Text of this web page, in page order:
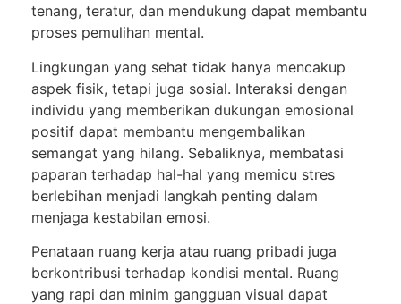
tenang, teratur, dan mendukung dapat membantu
proses pemulihan mental.
Lingkungan yang sehat tidak hanya mencakup
aspek fisik, tetapi juga sosial. Interaksi dengan
individu yang memberikan dukungan emosional
positif dapat membantu mengembalikan
semangat yang hilang. Sebaliknya, membatasi
paparan terhadap hal-hal yang memicu stres
berlebihan menjadi langkah penting dalam
menjaga kestabilan emosi.
Penataan ruang kerja atau ruang pribadi juga
berkontribusi terhadap kondisi mental. Ruang
yang rapi dan minim gangguan visual dapat